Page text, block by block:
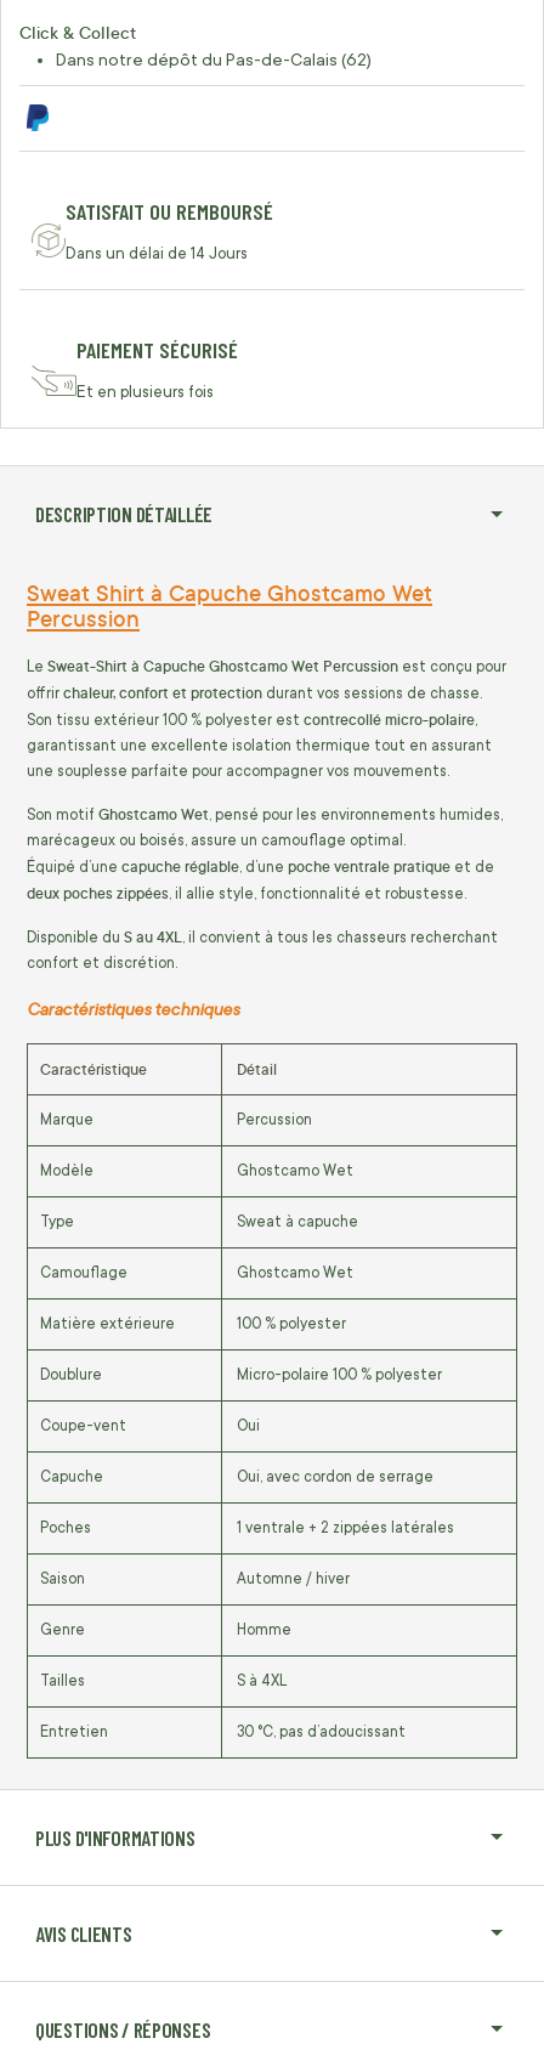
Click & Collect
Dans notre dépôt du Pas-de-Calais (62)
SATISFAIT OU REMBOURSÉ
Dans un délai de 14 Jours
PAIEMENT SÉCURISÉ
Et en plusieurs fois
DESCRIPTION DÉTAILLÉE
PLUS D'INFORMATIONS
AVIS CLIENTS
QUESTIONS / RÉPONSES
Sweat Shirt à Capuche Ghostcamo Wet
Percussion
Le Sweat-Shirt à Capuche Ghostcamo Wet Percussion est conçu pour
offrir chaleur, confort et protection durant vos sessions de chasse.
Son tissu extérieur 100 % polyester est contrecollé micro-polaire,
garantissant une excellente isolation thermique tout en assurant
une souplesse parfaite pour accompagner vos mouvements.
Son motif Ghostcamo Wet, pensé pour les environnements humides,
marécageux ou boisés, assure un camouflage optimal.
Équipé d’une capuche réglable, d’une poche ventrale pratique et de
deux poches zippées, il allie style, fonctionnalité et robustesse.
Disponible du S au 4XL, il convient à tous les chasseurs recherchant
confort et discrétion.
Caractéristiques techniques
Caractéristique Détail
Marque Percussion
Modèle Ghostcamo Wet
Type Sweat à capuche
Camouflage Ghostcamo Wet
Matière extérieure 100 % polyester
Doublure Micro-polaire 100 % polyester
Coupe-vent Oui
Capuche Oui, avec cordon de serrage
Poches 1 ventrale + 2 zippées latérales
Saison Automne / hiver
Genre Homme
Tailles S à 4XL
Entretien 30 °C, pas d’adoucissant